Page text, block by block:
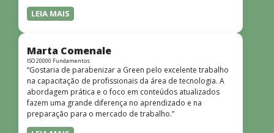
LEIA MAIS
Marta Comenale
ISO 20000 Fundamentos
“Gostaria de parabenizar a Green pelo excelente trabalho
na capacitação de profissionais da área de tecnologia. A
abordagem prática e o foco em conteúdos atualizados
fazem uma grande diferença no aprendizado e na
preparação para o mercado de trabalho.”